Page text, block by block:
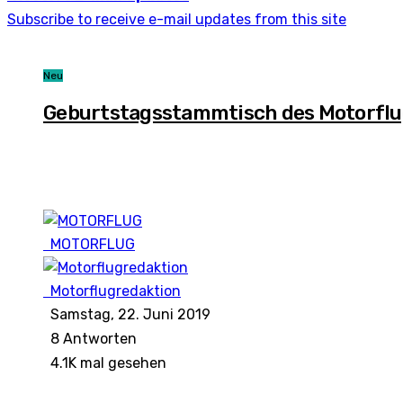
Subscribe to receive e-mail updates from this site
Neu
Geburtstagsstammtisch des
MOTORFLUG
Motorflugredaktion
Samstag, 22. Juni 2019
8 Antworten
4.1K mal gesehen